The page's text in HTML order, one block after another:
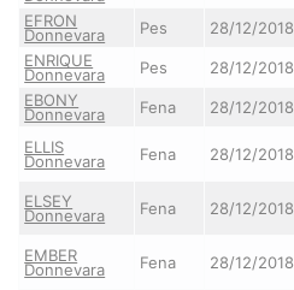
EFRON
Donnevara Pes 28/12/2018
ENRIQUE
Donnevara Pes 28/12/2018
EBONY
Donnevara Fena 28/12/2018
ELLIS
Donnevara Fena 28/12/2018
ELSEY
Donnevara Fena 28/12/2018
EMBER
Donnevara Fena 28/12/2018